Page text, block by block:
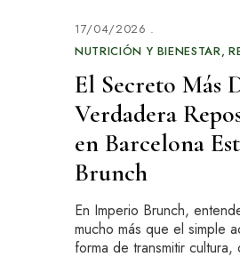
17/04/2026
NUTRICIÓN Y BIENESTAR
El Secreto Más
Verdadera
en Barcelona
Brunch
En Imperio Brunch,
mucho más que el simple
forma de transmitir